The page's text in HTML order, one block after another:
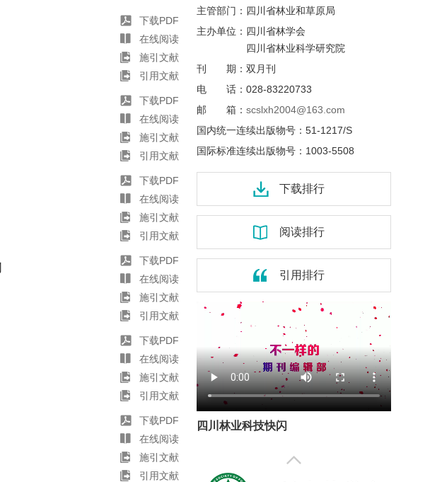
下载PDF
在线阅读
施引文献
引用文献
下载PDF
在线阅读
施引文献
引用文献
下载PDF
在线阅读
施引文献
引用文献
下载PDF
在线阅读
施引文献
引用文献
下载PDF
在线阅读
施引文献
引用文献
下载PDF
在线阅读
施引文献
引用文献
主管部门： 四川省林业和草原局
主办单位： 四川省林学会
四川省林业科学研究院
刊 期： 双月刊
电 话： 028-83220733
邮 箱： scslxh2004@163.com
国内统一连续出版物号： 51-1217/S
国际标准连续出版物号： 1003-5508
下载排行
阅读排行
引用排行
四川林业科技快闪